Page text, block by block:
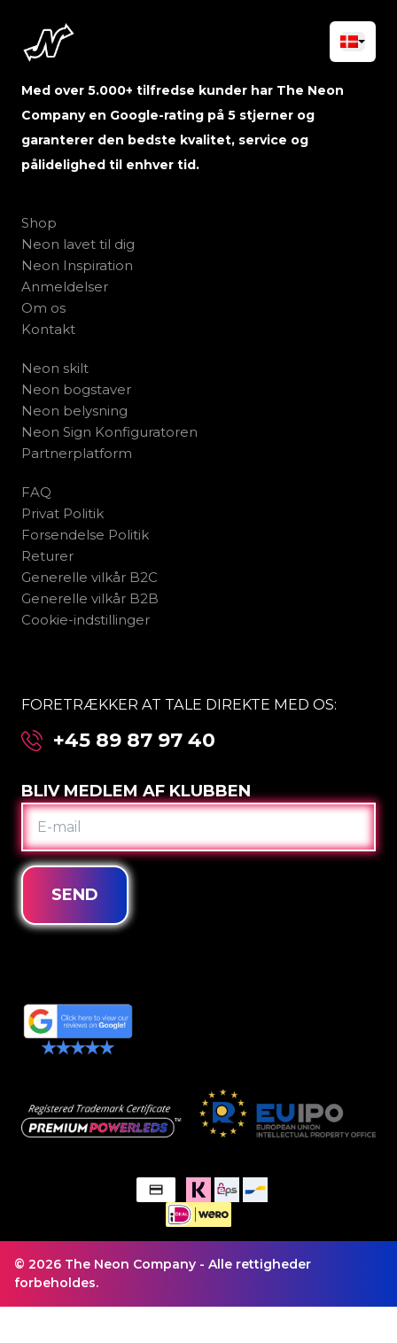
Med over 5.000+ tilfredse kunder har The Neon
Company en Google-rating på 5 stjerner og
garanterer den bedste kvalitet, service og
pålidelighed til enhver tid.
Shop
Neon lavet til dig
Neon Inspiration
Anmeldelser
Om os
Kontakt
Neon skilt
Neon bogstaver
Neon belysning
Neon Sign Konfiguratoren
Partnerplatform
FAQ
Privat Politik
Forsendelse Politik
Returer
Generelle vilkår B2C
Generelle vilkår B2B
Cookie-indstillinger
FORETRÆKKER AT TALE DIREKTE MED OS:
+45 89 87 97 40
BLIV MEDLEM AF KLUBBEN
E-
MAIL
SEND
© 2026 The Neon Company - Alle rettigheder
forbeholdes.